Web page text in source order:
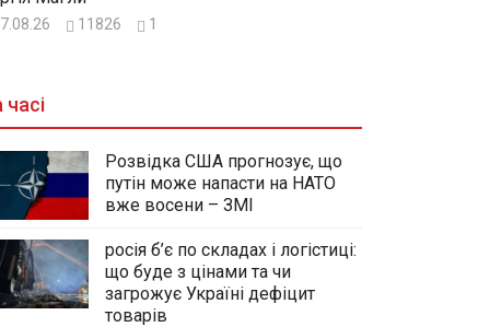
11826 1
часі
Розвідка США прогнозує, що
путін може напасти на НАТО
вже восени – ЗМІ
росія б’є по складах і логістиці:
що буде з цінами та чи
загрожує Україні дефіцит
товарів